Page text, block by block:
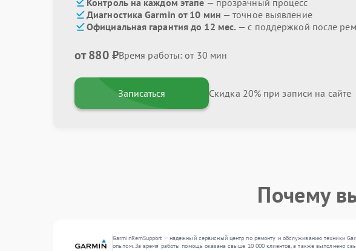
Контроль на каждом этапе — прозрачный процесс
Диагностика Garmin от 10 мин — точное выявление
Официальная гарантия до 12 мес. — с поддержкой после
от 880 ₽Время работы: от 30 мин
Записаться Скидка 20% при записи на сайте
Почему
GarminRemSupport — надежный сервисный центр по ремонту и обслуживанию техники
опытом. За время работы помощь оказана свыше 10 000 клиентов, а также выполнено